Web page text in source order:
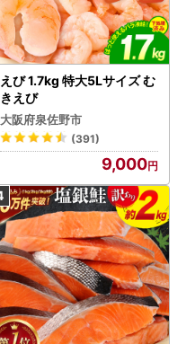
えび 1.7kg 特大5Lサイズ む
きえび
大阪府泉佐野市
(391)
9,000